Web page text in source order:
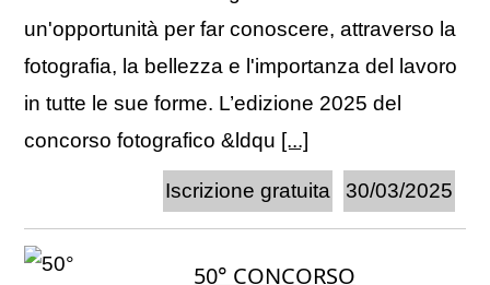
un'opportunità per far conoscere, attraverso la
fotografia, la bellezza e l'importanza del lavoro
in tutte le sue forme. L’edizione 2025 del
concorso fotografico &ldqu [...]
30/03/2025
Iscrizione gratuita
50° CONCORSO